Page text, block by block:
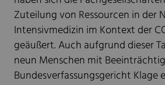
Zuteilung von Ressourcen in der
Intensivmedizin im Kontext der
geäußert. Auch aufgrund dieser
neun Menschen mit
Bundesverfassungsgericht Klage